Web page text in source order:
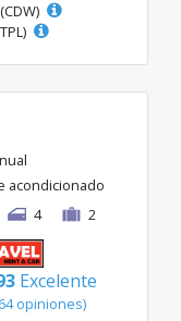
acondicionado
4 2
Excelente
opiniones)